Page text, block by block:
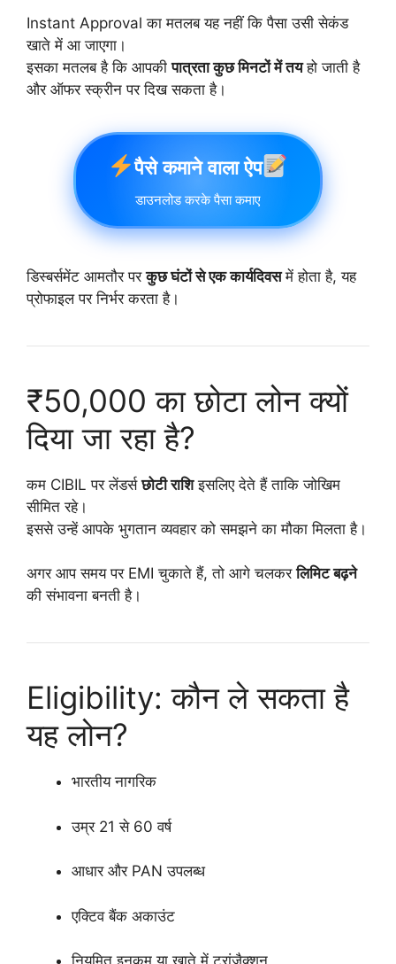
Instant Approval का मतलब यह नहीं कि पैसा उसी सेकंड
खाते में आ जाएगा।
इसका मतलब है कि आपकीपात्रता कुछ मिनटों में तयहो जाती है
और ऑफर स्क्रीन पर दिख सकता है।
पैसे कमाने वाला ऐप
डाउनलोड करके पैसा कमाए
डिस्बर्समेंट आमतौर परकुछ घंटों से एक कार्यदिवसमें होता है, यह
प्रोफाइल पर निर्भर करता है।
₹50,000 का छोटा लोन क्यों
दिया जा रहा है?
कम CIBIL पर लेंडर्सछोटी राशिइसलिए देते हैं ताकि जोखिम
सीमित रहे।
इससे उन्हें आपके भुगतान व्यवहार को समझने का मौका मिलता है।
अगर आप समय पर EMI चुकाते हैं, तो आगे चलकरलिमिट बढ़ने
की संभावना बनती है।
Eligibility: कौन ले सकता है
यह लोन?
भारतीय नागरिक
उम्र 21 से 60 वर्ष
आधार और PAN उपलब्ध
एक्टिव बैंक अकाउंट